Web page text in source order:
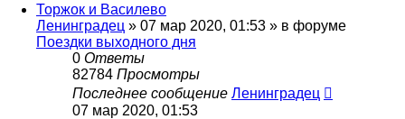
Торжок и Василево
Ленинградец » 07 мар 2020, 01:53 » в форуме
Поездки выходного дня
0 Ответы
82784 Просмотры
Последнее сообщение Ленинградец
07 мар 2020, 01:53